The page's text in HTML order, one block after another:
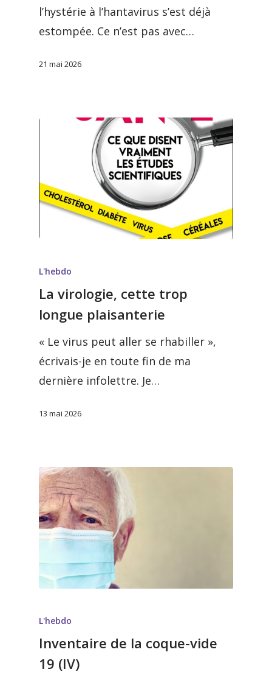
l’hystérie à l’hantavirus s’est déjà
estompée. Ce n’est pas avec…
21 mai 2026
L'hebdo
La virologie, cette trop
longue plaisanterie
« Le virus peut aller se rhabiller »,
écrivais-je en toute fin de ma
dernière infolettre. Je…
13 mai 2026
L'hebdo
Inventaire de la coque-vide
19 (IV)